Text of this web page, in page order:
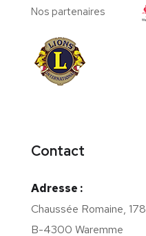
Nos partenaires
Contact
Adresse :
Chaussée Romaine, 178
B-4300 Waremme